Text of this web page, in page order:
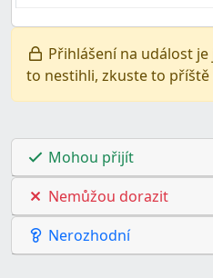
Přihlášení na událost
to nestihli, zkuste to příště
Mohou přijít
Nemůžou dorazit
Nerozhodní